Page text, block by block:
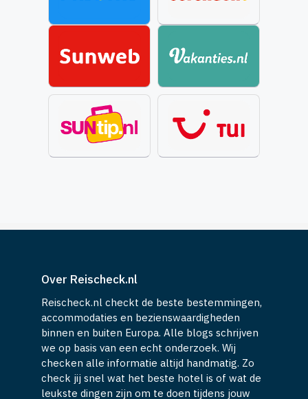
Over Reischeck.nl
Reischeck.nl checkt de beste bestemmingen,
accommodaties en bezienswaardigheden
binnen en buiten Europa. Alle blogs schrijven
we op basis van een echt onderzoek. Wij
checken alle informatie altijd handmatig. Zo
check jij snel wat het beste hotel is of wat de
leukste dingen zijn om te doen tijdens jouw